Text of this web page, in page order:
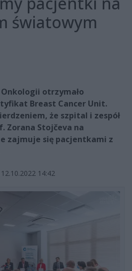
światowym
otrzymało
Breast Cancer Unit.
że szpital i zespół
Zorana Stojčeva na
zajmuje się pacjentkami z
12.10.2022 14:42